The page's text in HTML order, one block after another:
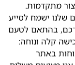
מתקדמות.
שלנו ישמח לסייע
בהתאם לטעם
קלה ונוחה:
באתר